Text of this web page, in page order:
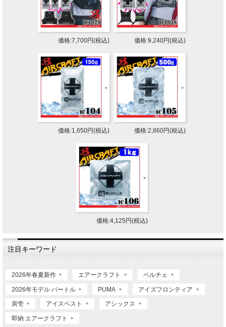
価格:7,700円(税込) 価格:9,240円(税込)
価格:1,650円(税込) 価格:2,860円(税込)
価格:4,125円(税込)
注目キーワード
2026年春夏新作 エアークラフト ペルチェ
2026年モデル バートル PUMA アイズフロンティア
寅壱 アイスベスト アシックス
即納 エアークラフト